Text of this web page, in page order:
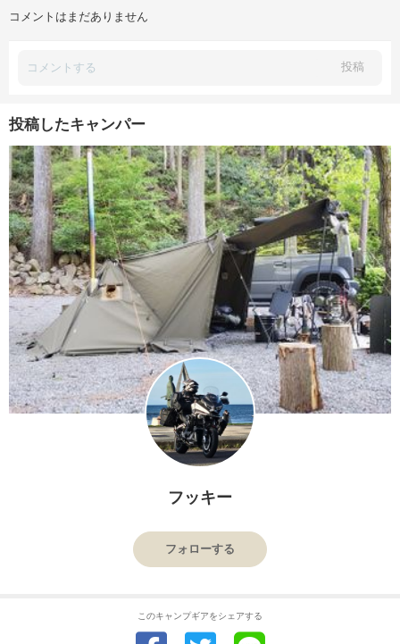
コメントはまだありません
投稿
投稿したキャンパー
フッキー
フォローする
このキャンプギアをシェアする